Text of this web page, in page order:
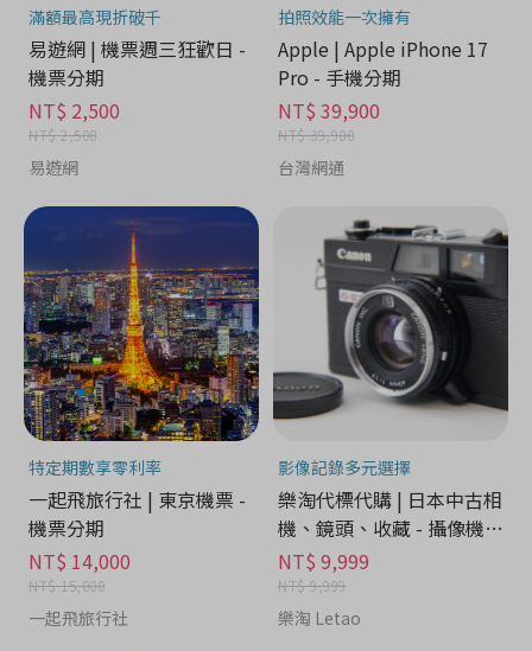
滿額最高現折破千
易遊網 | 機票週三狂歡日 -
機票分期
NT$ 2,500
NT$ 2,500
易遊網
拍照效能一次擁有
Apple | Apple iPhone 17
Pro - 手機分期
NT$ 39,900
NT$ 39,900
台灣網通
特定期數享零利率
一起飛旅行社 | 東京機票 -
機票分期
NT$ 14,000
NT$ 15,000
一起飛旅行社
影像記錄多元選擇
樂淘代標代購 | 日本中古相
機、鏡頭、收藏 - 攝像機分
期
NT$ 9,999
NT$ 9,999
樂淘 Letao